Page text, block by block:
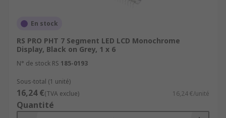
En stock
RS PRO PHT 7 Segment LED LCD Monochrome
Display, Black on Grey, 1 x 6
N° de stock RS 185-0193
Sous-total (1 unité)
16,24 €(TVA exclue) 16,24 €/unité
Quantité